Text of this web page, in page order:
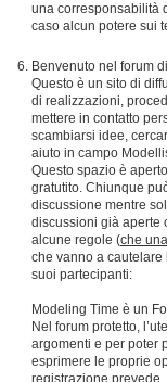
una corresponsabilità
caso alcun potere sui
Benvenuto nel forum
Questo è un sito di
di realizzazioni,
mettere in contatto
scambiarsi idee,
aiuto in campo
Questo spazio è
gratutito. Chiunque
discussione mentre
discussioni già aperte
alcune regole (che
che vanno a
suoi partecipanti:
Modeling Time è un
Nel forum protetto,
argomenti e per poter
esprimere le proprie
registrazione